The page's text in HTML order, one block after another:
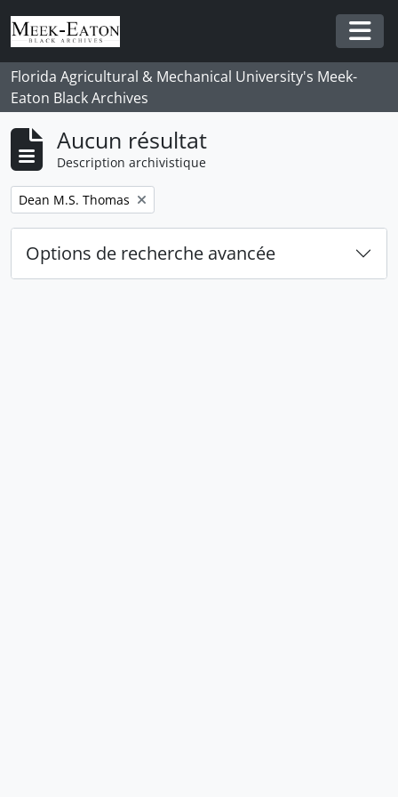
Skip to main content
Florida Agricultural & Mechanical University's Meek-
Eaton Black Archives
Aucun résultat
Description archivistique
Remove filter:
Dean M.S. Thomas
Options de recherche avancée